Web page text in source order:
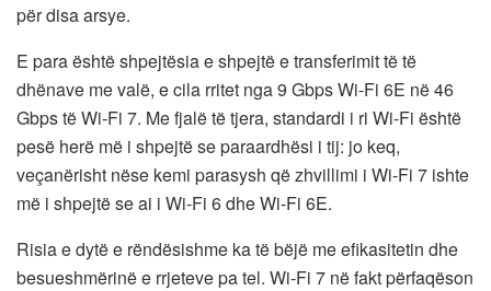
për disa arsye.
E para është shpejtësia e shpejtë e transferimit të të
dhënave me valë, e cila rritet nga 9 Gbps Wi-Fi 6E në 46
Gbps të Wi-Fi 7. Me fjalë të tjera, standardi i ri Wi-Fi është
pesë herë më i shpejtë se paraardhësi i tij: jo keq,
veçanërisht nëse kemi parasysh që zhvillimi i Wi-Fi 7 ishte
më i shpejtë se ai i Wi-Fi 6 dhe Wi-Fi 6E.
Risia e dytë e rëndësishme ka të bëjë me efikasitetin dhe
besueshmërinë e rrjeteve pa tel. Wi-Fi 7 në fakt përfaqëson